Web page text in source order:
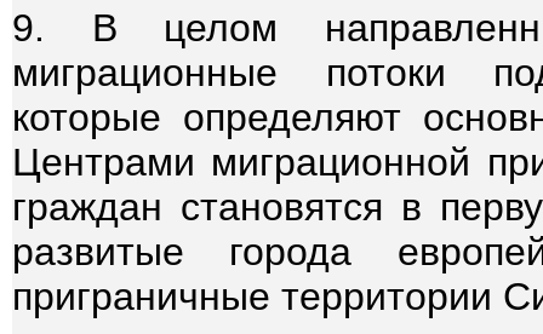
9. В целом
миграционные потоки
которые определяют
Центрами миграционной
граждан становятся в
развитые города
приграничные территории